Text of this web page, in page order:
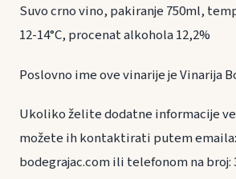
Suvo crno vino, pakiranje 750ml,
12-14°C, procenat alkohola 12,2%
Poslovno ime ove vinarije je Vinarija
Ukoliko želite dodatne informacije
možete ih kontaktirati putem
bodegrajac.com ili telefonom na broj: